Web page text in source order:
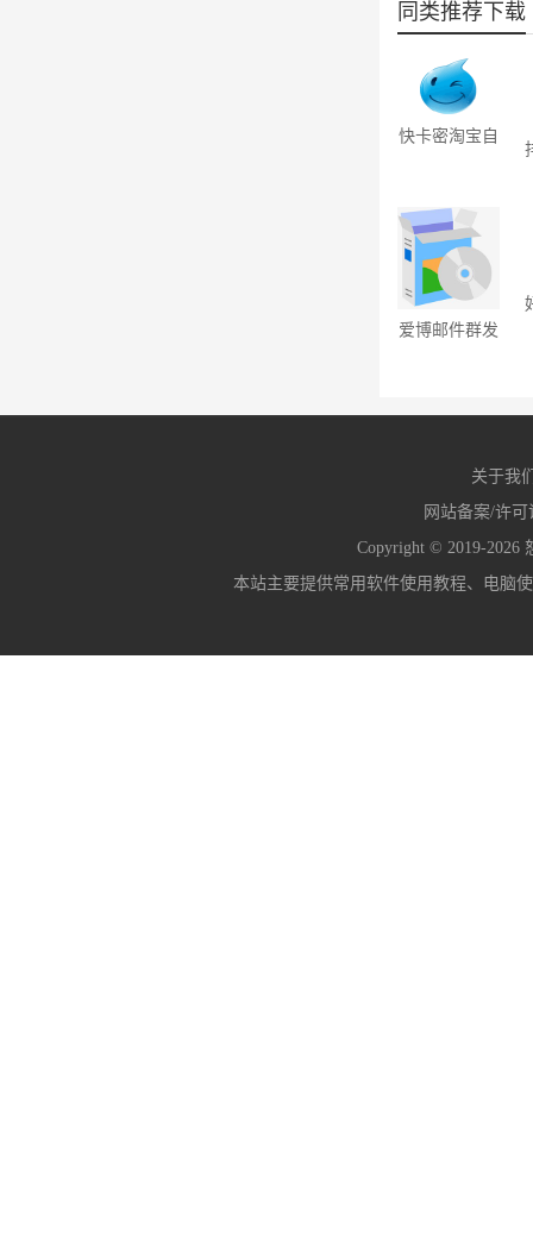
同类推荐下载
快卡密淘宝自
爱博邮件群发
关于我
网站备案/许可
Copyright © 2019-2026
本站主要提供常用软件使用教程、电脑